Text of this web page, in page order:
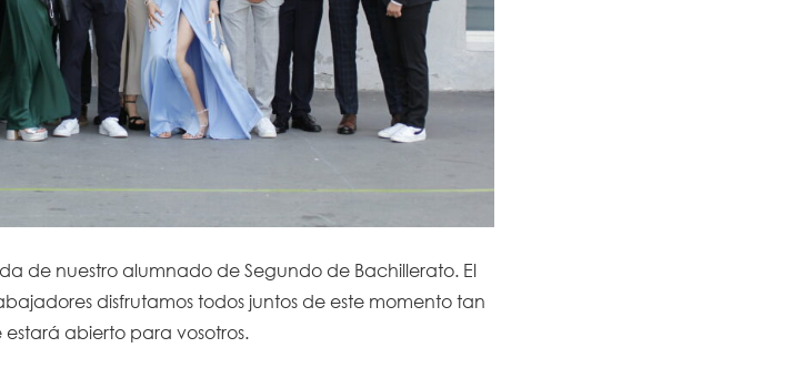
de nuestro alumnado de Segundo de Bachillerato. El
disfrutamos todos juntos de este momento tan
estará abierto para vosotros.